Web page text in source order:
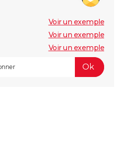
Voir un exemple
Voir un exemple
Voir un exemple